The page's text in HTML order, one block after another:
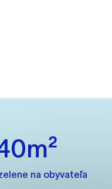
na obyvateľa